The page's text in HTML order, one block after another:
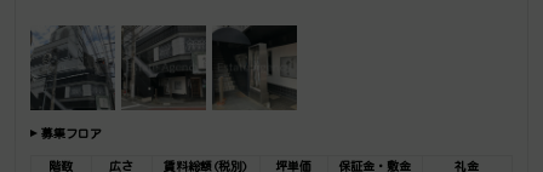
募集フロア
階数 広さ 賃料総額(税別) 坪単価 保証金・敷金
礼金